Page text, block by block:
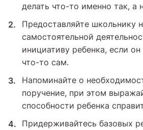
делать что-то именно так, а
Предоставляйте школьнику
самостоятельной
инициативу ребенка, если он
что-то сам.
Напоминайте о
поручение, при этом
способности ребенка
Придерживайтесь базовых